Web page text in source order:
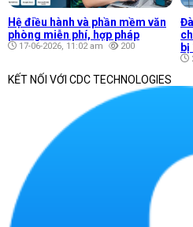
Hệ điều hành và phần mềm văn
phòng miễn phí, hợp pháp
17-06-2026, 11:02 am 200
bị
KẾT NỐI VỚI CDC TECHNOLOGIES